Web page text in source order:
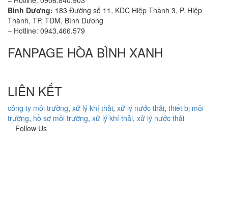
Bình Dương: 183 Đường số 11, KDC Hiệp Thành 3, P. Hiệp
Thành, TP. TDM, Bình Dương
– Hotline: 0943.466.579
FANPAGE HÒA BÌNH XANH
LIÊN KẾT
công ty môi trường, xử lý khí thải, xử lý nước thải, thiết bị môi
trường, hồ sơ môi trường, xử lý khí thải, xử lý nước thải
Follow Us